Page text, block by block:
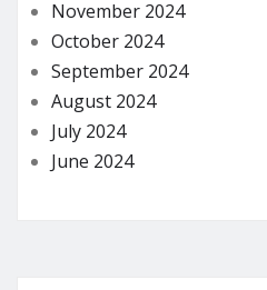
November 2024
October 2024
September 2024
August 2024
July 2024
June 2024